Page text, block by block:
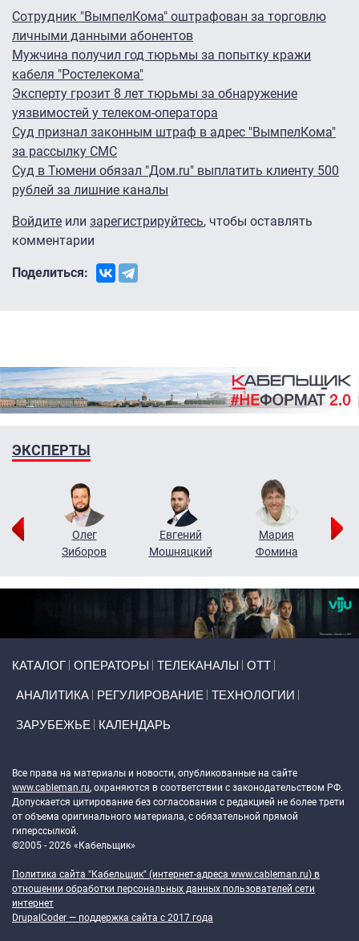
Сотрудник "ВымпелКома" оштрафован за торговлю
личными данными абонентов
Мужчина получил год тюрьмы за попытку кражи
кабеля "Ростелекома"
Эксперту грозит 8 лет тюрьмы за обнаружение
уязвимостей у телеком-оператора
Суд признал законным штраф в адрес "ВымпелКома"
за рассылку СМС
Суд в Тюмени обязал "Дом.ru" выплатить клиенту 500
рублей за лишние каналы
Войдите или зарегистрируйтесь, чтобы оставлять
комментарии
Поделиться:
ЭКСПЕРТЫ
Олег
Зиборов
Евгений
Мошняцкий
Мария
Фомина
КАТАЛОГ ОПЕРАТОРЫ ТЕЛЕКАНАЛЫ ОТТ
АНАЛИТИКА РЕГУЛИРОВАНИЕ ТЕХНОЛОГИИ
ЗАРУБЕЖЬЕ КАЛЕНДАРЬ
Все права на материалы и новости, опубликованные на сайте
www.cableman.ru, охраняются в соответствии с законодательством РФ.
Допускается цитирование без согласования с редакцией не более трети
от объема оригинального материала, с обязательной прямой
гиперссылкой.
©2005 - 2026 «Кабельщик»
Политика сайта "Кабельщик" (интернет-адреса www.cableman.ru) в
отношении обработки персональных данных пользователей сети
интернет
DrupalCoder — поддержка сайта c 2017 года